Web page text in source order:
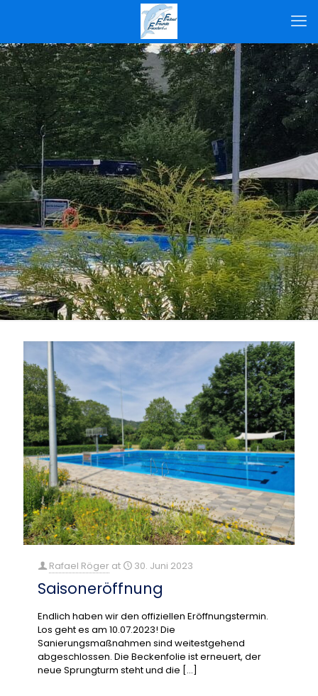
Rafael Röger at 30. Juni 2023
Saisoneröffnung
Endlich haben wir den offiziellen Eröffnungstermin.
Los geht es am 10.07.2023! Die
Sanierungsmaßnahmen sind weitestgehend
abgeschlossen. Die Beckenfolie ist erneuert, der
neue Sprungturm steht und die […]